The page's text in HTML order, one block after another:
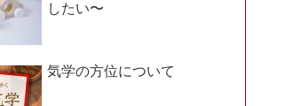
したい〜
気学の方位について